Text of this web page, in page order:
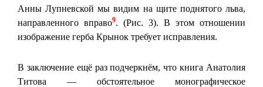
Анны Лупневской мы видим на щите поднятого льва,
направленного вправо9. (Рис. 3). В этом отношении
изображение герба Крынок требует исправления.
В заключение ещё раз подчеркнём, что книга Анатолия
Титова — обстоятельное монографическое